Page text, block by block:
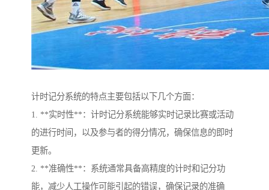
计时记分系统的特点主要包括以下几个方面：
1. **实时性**：计时记分系统能够实时记录比赛或活动
的进行时间，以及参与者的得分情况，确保信息的即时
更新。
2. **准确性**：系统通常具备高精度的计时和记分功
能，减少人工操作可能引起的错误，确保记录的准确